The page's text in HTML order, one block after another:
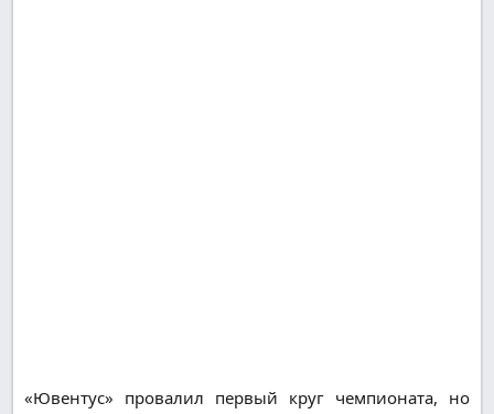
«Ювентус» провалил первый круг чемпионата, но